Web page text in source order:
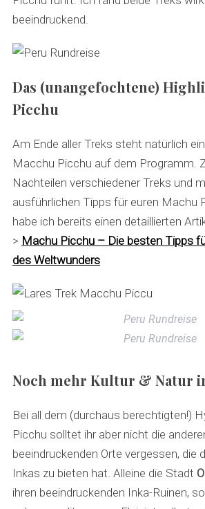
beeindruckend.
Das (unangefochtene)
Picchu
Am Ende aller Treks steht natürlich
Macchu Picchu auf dem Programm.
Nachteilen verschiedener Treks und
ausführlichen Tipps für euren Machu
habe ich bereits einen detaillierten
> Machu Picchu – Die besten Tipps
des Weltwunders
Noch mehr Kultur & Natur
Bei all dem (durchaus berechtigten!)
Picchu solltet ihr aber nicht die
beeindruckenden Orte vergessen, die
Inkas zu bieten hat. Alleine die Stadt
ihren beeindruckenden Inka-Ruinen,